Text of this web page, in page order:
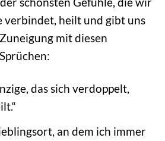
verbindet, heilt und gibt uns
mit diesen
das sich verdoppelt,
an dem ich immer